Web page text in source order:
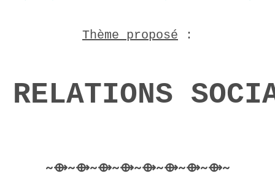
Thème proposé :
~⟴~⟴~⟴~⟴~⟴~⟴~⟴~⟴~